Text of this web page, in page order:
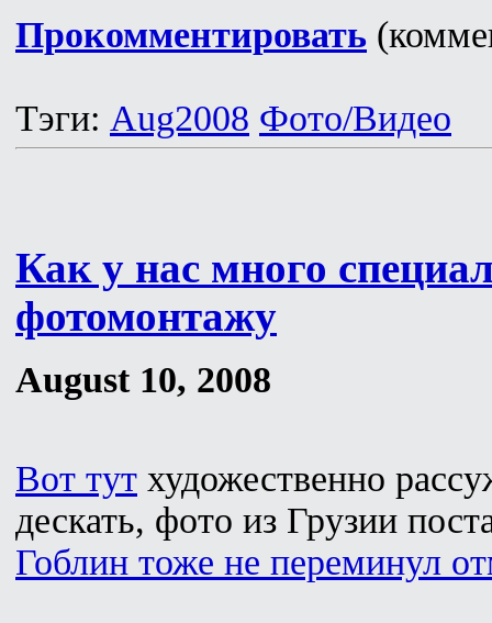
Прокомментировать
Тэги: Aug2008 Фото/Видео
Как у нас много
фотомонтажу
August 10, 2008
Вот тут художественно
дескать, фото из Грузии
Гоблин тоже не переминул